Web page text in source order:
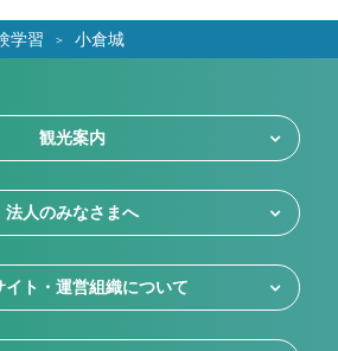
学習 小倉城
観光案内
法人のみなさまへ
イト・運営組織について